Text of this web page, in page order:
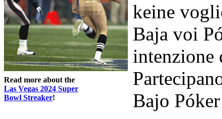
Read more about the
Las Vegas 2024 Super
Bowl Streaker!
keine
Baja voi
intenzione
Bajo